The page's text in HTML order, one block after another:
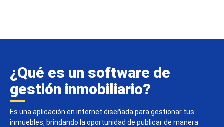
¿Qué es un software de
gestión inmobiliario?
Es una aplicación en internet diseñada para gestionar tus
inmuebles, brindando la oportunidad de publicar de manera